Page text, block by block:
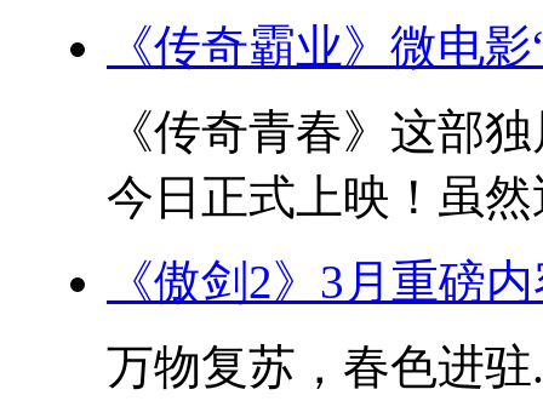
《传奇霸业》微电
《传奇青春》这部
今日正式上映！虽
《傲剑2》3月重磅
万物复苏，春色进驻